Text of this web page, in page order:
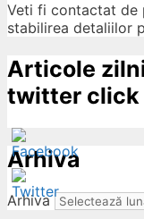
Veti fi contactat de
stabilirea detaliilor
Articole
twitter click
Arhiva
Arhiva